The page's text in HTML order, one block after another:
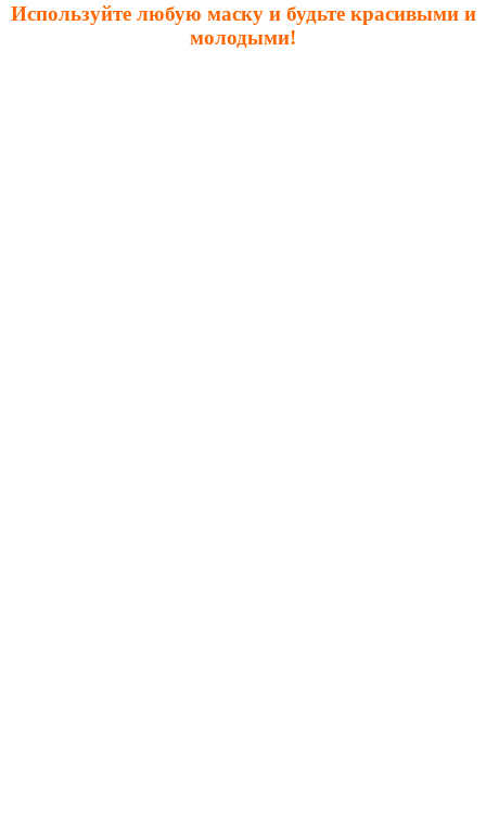
Используйте любую маску и будьте красивыми и
молодыми!